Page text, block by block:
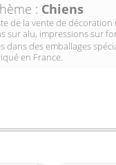
: Chiens
de la vente de
sur alu, impressions sur
dans des emballages
en France.